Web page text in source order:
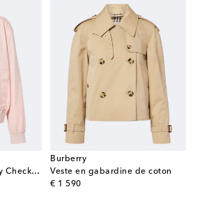
Veste blouson Burberry Check en coton
Burberry
Veste en gabardine de coton
€ 1 590
original price